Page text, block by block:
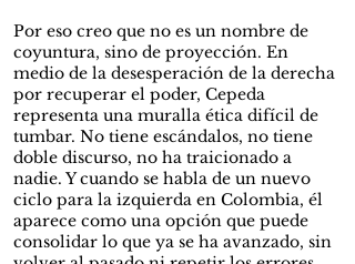
Por eso creo que no es un nombre de
coyuntura, sino de proyección. En
medio de la desesperación de la derecha
por recuperar el poder, Cepeda
representa una muralla ética difícil de
tumbar. No tiene escándalos, no tiene
doble discurso, no ha traicionado a
nadie. Y cuando se habla de un nuevo
ciclo para la izquierda en Colombia, él
aparece como una opción que puede
consolidar lo que ya se ha avanzado, sin